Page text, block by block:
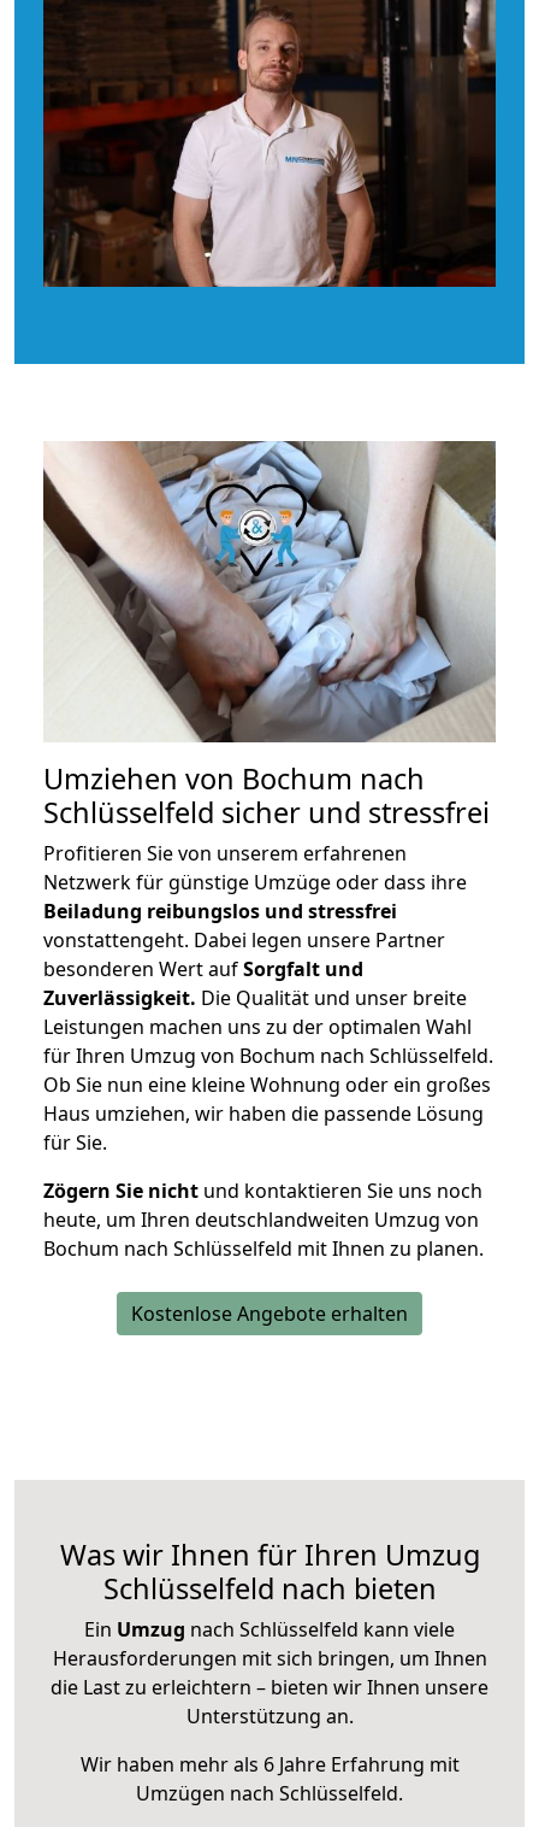
Umziehen von Bochum nach
Schlüsselfeld sicher und stressfrei
Profitieren Sie von unserem erfahrenen
Netzwerk für günstige Umzüge oder dass ihre
Beiladung reibungslos und stressfrei
vonstattengeht. Dabei legen unsere Partner
besonderen Wert aufSorgfalt und
Zuverlässigkeit. Die Qualität und unser breite
Leistungen machen uns zu der optimalen Wahl
für Ihren Umzug von Bochum nach Schlüsselfeld.
Ob Sie nun eine kleine Wohnung oder ein großes
Haus umziehen, wir haben die passende Lösung
für Sie.
Zögern Sie nicht und kontaktieren Sie uns noch
heute, um Ihren deutschlandweiten Umzug von
Bochum nach Schlüsselfeld mit Ihnen zu planen.
Kostenlose Angebote erhalten
Was wir Ihnen für Ihren Umzug
Schlüsselfeld nach bieten
Ein Umzug nach Schlüsselfeld kann viele
Herausforderungen mit sich bringen, um Ihnen
die Last zu erleichtern – bieten wir Ihnen unsere
Unterstützung an.
Wir haben mehr als 6 Jahre Erfahrung mit
Umzügen nach Schlüsselfeld.